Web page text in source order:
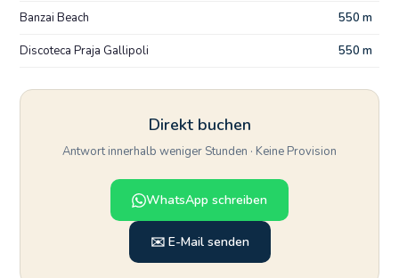
Banzai Beach 550 m
Discoteca Praja Gallipoli 550 m
Direkt buchen
Antwort innerhalb weniger Stunden · Keine Provision
WhatsApp schreiben
✉️ E-Mail senden